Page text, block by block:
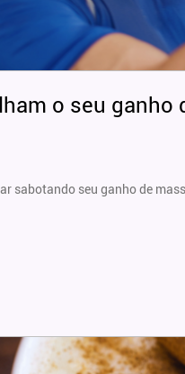
o seu ganho
sabotando seu ganho de